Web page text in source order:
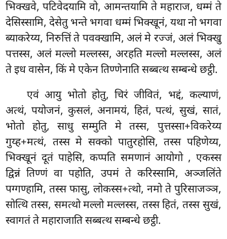
भिक्खवे, पटिवेदयामि वो, आमन्तयामि ते महाराज, धम्मं ते
देसिस्सामि, देसेतु भन्ते भगवा धम्मं भिक्खूनं, यथा नो भगवा
ब्याकरेय्य, निरुत्तिं ते पवक्खामि, अलं मे रज्जं, अलं भिक्खु
पत्तस्स, अलं मल्लो मल्लस्स, अरहति मल्लो मल्लस्स, अलं
ते इध वासेन, किं मे एकेन तिण्णेनाति सब्बत्थ सम्बन्धे छट्ठी.
एवं आयु भोतो होतु, चिरं जीवितं, भद्दं, कल्याणं,
अत्थं, पयोजनं, कुसलं, अनामयं, हितं, पत्थं, सुखं, सातं,
भोतो होतु, साधु सम्मुति मे तस्स, पुत्तस्सा+विकरेय्य
गुय्ह+मत्थं, तस्स मे सक्को पातुरहोसि, तस्स पहिणेय्य,
भिक्खूनं दूतं पाहेसि, कप्पति समणानं आयोगो , एकस्स
द्विन्नं तिण्णं वा पहोति, उपमं ते करिस्सामि, अञ्जलिंते
पग्गण्हामि, तस्स फासु, लोकस्स+त्थो, नमो ते पुरिसाजञ्ञ,
सोत्थि तस्स, समत्थो मल्लो मल्लस्स, तस्स हितं, तस्स सुखं,
स्वागतं ते महाराजाति सब्बत्थ सम्बन्धे छट्ठी.